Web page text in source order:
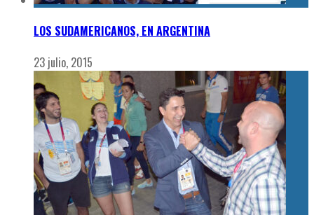
LOS SUDAMERICANOS, EN ARGENTINA
23 julio, 2015